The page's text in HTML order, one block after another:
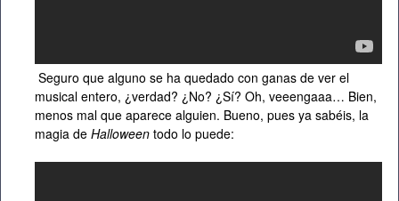
Seguro que alguno se ha quedado con ganas de ver el
musical entero, ¿verdad? ¿No? ¿Sí? Oh, veeengaaa… Bien,
menos mal que aparece alguien. Bueno, pues ya sabéis, la
magia de Halloween todo lo puede: